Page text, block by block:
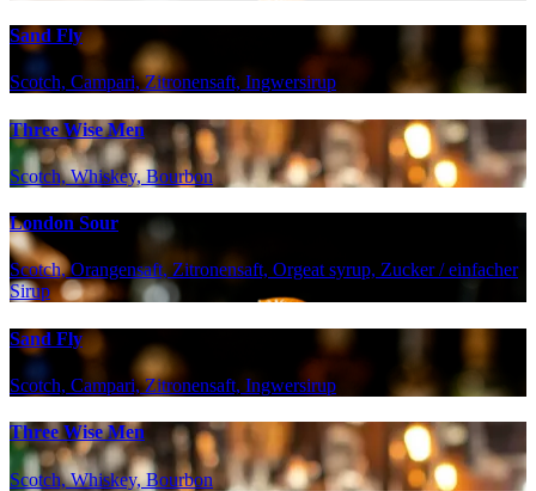
Sand Fly
Scotch, Campari, Zitronensaft, Ingwersirup
Three Wise Men
Scotch, Whiskey, Bourbon
London Sour
Scotch, Orangensaft, Zitronensaft, Orgeat syrup, Zucker / einfacher
Sirup
Sand Fly
Scotch, Campari, Zitronensaft, Ingwersirup
Three Wise Men
Scotch, Whiskey, Bourbon